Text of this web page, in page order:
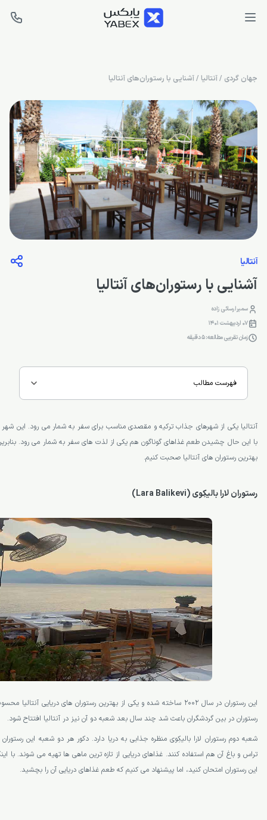
جهان گردی /آنتالیا /آشنایی با رستوران‌های آنتالیا
آنتالیا
آشنایی با رستوران‌های آنتالیا
سمیرا رسائی زاده
07 اردیبهشت 1401
زمان تقریبی مطالعه: 5 دقیقه
فهرست مطالب
آنتالیا یکی از شهرهای جذاب ترکیه و مقصدی مناسب برای سفر به شمار می رود. این شهر
با این حال چشیدن طعم غذاهای گوناگون هم یکی از لذت های سفر به شمار می رود.
بهترین رستوران های آنتالیا صحبت کنیم.
رستوران لارا بالیکِوی (Lara Balikevi)
این رستوران در سال 2002 ساخته شده و یکی از بهترین رستوران های دریایی
رستوران در بین گردشگران باعث شد چند سال بعد شعبه دو آن نیز در آنتالیا افتتاح شود.
شعبه دوم رستوران لارا بالیکِوی منظره جذابی به دریا دارد. دکور هر دو شعبه این
تراس و باغ آن هم استفاده کنند. غذاهای دریایی از تازه ترین ماهی ها تهیه می شوند. با
این رستوران امتحان کنید، اما پیشنهاد می کنیم که طعم غذاهای دریایی آن را بچشید.